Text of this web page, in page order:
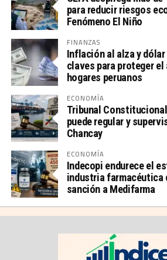
para reducir riesgos
Fenómeno El Niño
FINANZAS
Inflación al alza y
claves para proteger el
hogares peruanos
ECONOMÍA
Tribunal
puede regular y
Chancay
ECONOMÍA
Indecopi endurece el
industria farmacéutica
sanción a Medifarma